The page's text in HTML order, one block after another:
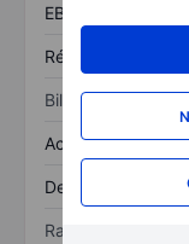
EBITDA
Résultat net
Bilan
Actif total
Dette totale
Ratios